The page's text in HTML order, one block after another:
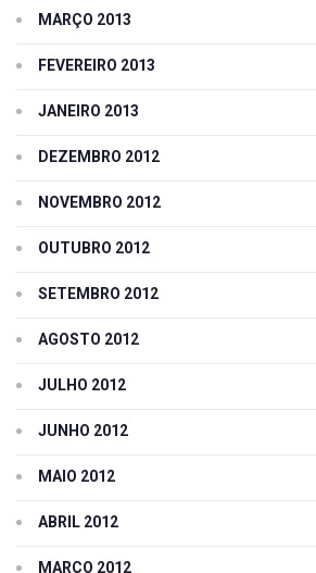
MARÇO 2013
FEVEREIRO 2013
JANEIRO 2013
DEZEMBRO 2012
NOVEMBRO 2012
OUTUBRO 2012
SETEMBRO 2012
AGOSTO 2012
JULHO 2012
JUNHO 2012
MAIO 2012
ABRIL 2012
MARÇO 2012